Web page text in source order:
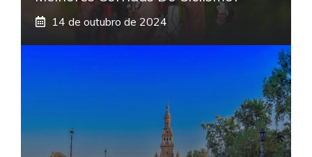
14 de outubro de 2024